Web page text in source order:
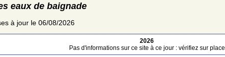
eaux de baignade
à jour le 06/08/2026
2026
Pas d'informations sur ce site à ce jour : vérifiez sur place